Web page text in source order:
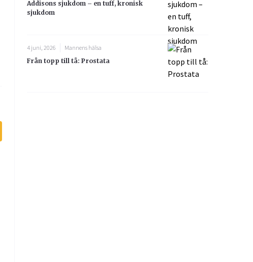
Addisons sjukdom – en tuff, kronisk
sjukdom
4 juni, 2026
Mannens hälsa
Från topp till tå: Prostata